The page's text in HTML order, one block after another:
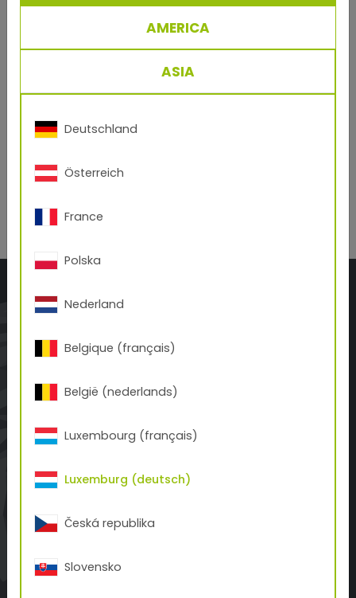
Ihre Nachricht
Ich habe dieDatenschutzbestimmungen
uneingeschränkt zu.
Martin-Behaim-Straße 4a
+49 6102 20 2360
office.de(at)tiger-coatings.com
ÜBER TIGER
Kontakt
AMERICA
ASIA
Deutschland
Österreich
France
Polska
Nederland
Belgique (français)
België (nederlands)
Luxembourg (français)
Luxemburg (deutsch)
Česká republika
Slovensko